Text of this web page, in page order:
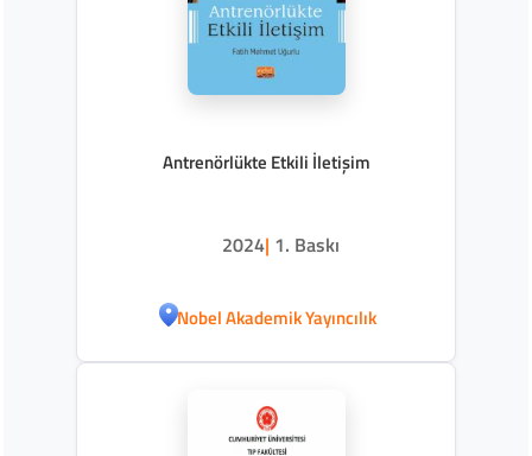
Antrenörlükte Etkili İletişim
2024| 1. Baskı
Nobel Akademik Yayıncılık